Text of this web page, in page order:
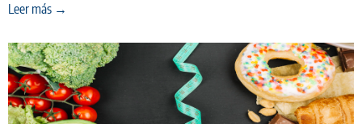
Leer más →